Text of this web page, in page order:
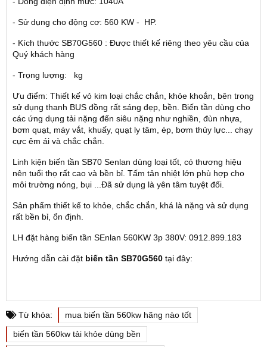
- Sử dụng cho động cơ: 560 KW - HP.
- Kích thước SB70G560 : Được thiết kế riêng theo yêu cầu của
Quý khách hàng
- Trọng lượng: kg
Ưu điểm: Thiết kế vỏ kim loại chắc chắn, khỏe khoắn, bên trong
sử dụng thanh BUS đồng rất sáng đẹp, bền. Biến tần dùng cho
các ứng dụng tải nặng đến siêu nặng như nghiền, đùn nhựa,
bơm quạt, máy vắt, khuấy, quạt ly tâm, ép, bơm thủy lực... chạy
cực êm ái và chắc chắn.
Linh kiện biến tần SB70 Senlan dùng loại tốt, có thương hiệu
nên tuổi thọ rất cao và bền bỉ. Tấm tản nhiệt lớn phù hợp cho
môi trường nóng, bụi ...Đã sử dụng là yên tâm tuyệt đối.
Sản phẩm thiết kế to khỏe, chắc chắn, khá là nặng và sử dụng
rất bền bỉ, ổn định.
LH đặt hàng biến tần SEnlan 560KW 3p 380V: 0912.899.183
Hướng dẫn cài đặt biến tần SB70G560 tại đây:
Từ khóa:
mua biến tần 560kw hãng nào tốt
biến tần 560kw tải khỏe dùng bền